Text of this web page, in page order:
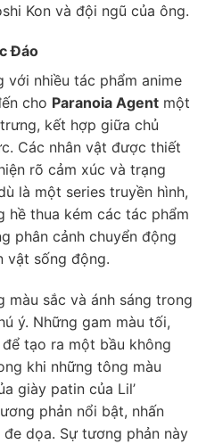
Kon và đội ngũ của ông.
Đáo
với nhiều tác phẩm anime
cho Paranoia Agent một
kết hợp giữa chủ
Các nhân vật được thiết
rõ cảm xúc và trạng
là một series truyền hình,
hề thua kém các tác phẩm
phân cảnh chuyển động
vật sống động.
màu sắc và ánh sáng trong
ý. Những gam màu tối,
tạo ra một bầu không
khi những tông màu
giày patin của Lil’
phản nổi bật, nhấn
dọa. Sự tương phản này